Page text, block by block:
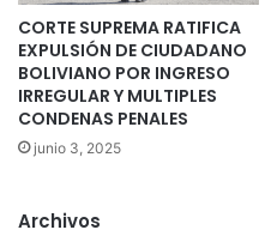
CORTE SUPREMA RATIFICA
EXPULSIÓN DE CIUDADANO
BOLIVIANO POR INGRESO
IRREGULAR Y MULTIPLES
CONDENAS PENALES
junio 3, 2025
Archivos